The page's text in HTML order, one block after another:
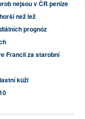
nejsou v ČR peníze
než lež
prognóz
Francii za starobní
kůži